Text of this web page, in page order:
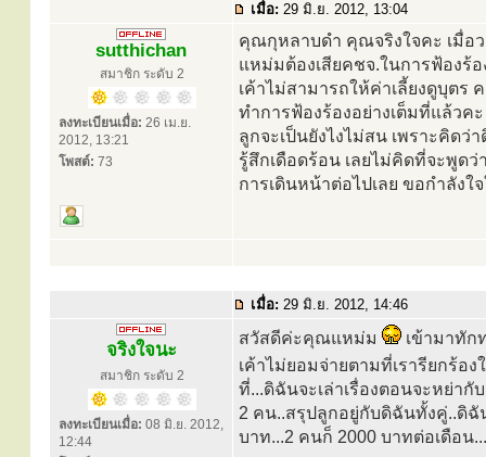
เมื่อ: 29 มิ.ย. 2012, 13:04
sutthichan
สมาชิก ระดับ 2
ลงทะเบียนเมื่อ: 26 เม.ย.
2012, 13:21
โพสต์: 73
คุณกุหลาบดำ คุณจริงใจคะ เมื่อ
แหม่มต้องเสียคชจ.ในการฟ้องร้
เค้าไม่สามารถให้ค่าเลี้ยงดูบุตร
ทำการฟ้องร้องอย่างเต็มที่แล้วค
ลูกจะเป็นยังไงไม่สน เพราะคิด
รู้สึกเดือดร้อน เลยไม่คิดที่จะพูด
การเดินหน้าต่อไปเลย ขอกำลังใ
เมื่อ: 29 มิ.ย. 2012, 14:46
จริงใจนะ
สมาชิก ระดับ 2
ลงทะเบียนเมื่อ: 08 มิ.ย. 2012,
12:44
สวัสดีค่ะคุณแหม่ม
เข้ามาทัก
เค้าไม่ยอมจ่ายตามที่เรารียกร้อ
ที่...ดิฉันจะเล่าเรื่องตอนจะหย่ากั
2 คน..สรุปลูกอยู่กับดิฉันทั้งคู่..ดิฉั
บาท...2 คนก็ 2000 บาทต่อเดือน